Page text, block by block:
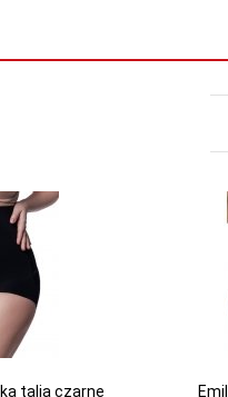
talia czarne